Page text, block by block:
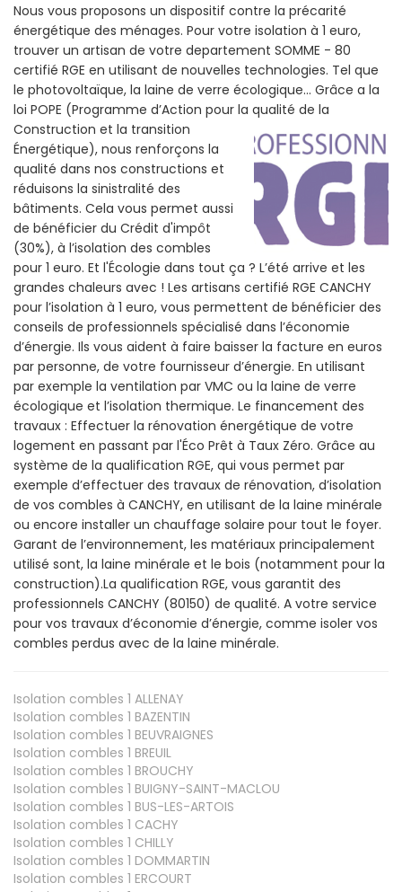
Nous vous proposons un dispositif contre la précarité
énergétique des ménages. Pour votre isolation à 1 euro,
trouver un artisan de votre departement SOMME - 80
certifié RGE en utilisant de nouvelles technologies. Tel que
le photovoltaïque, la laine de verre écologique... Grâce a la
loi POPE (Programme d’Action pour la qualité de la
Construction et la transition
Énergétique), nous renforçons la
qualité dans nos constructions et
réduisons la sinistralité des
bâtiments. Cela vous permet aussi
de bénéficier du Crédit d'impôt
(30%), à l’isolation des combles
pour 1 euro. Et l'Écologie dans tout ça ? L’été arrive et les
grandes chaleurs avec ! Les artisans certifié RGE CANCHY
pour l’isolation à 1 euro, vous permettent de bénéficier des
conseils de professionnels spécialisé dans l’économie
d’énergie. Ils vous aident à faire baisser la facture en euros
par personne, de votre fournisseur d’énergie. En utilisant
par exemple la ventilation par VMC ou la laine de verre
écologique et l’isolation thermique. Le financement des
travaux : Effectuer la rénovation énergétique de votre
logement en passant par l'Éco Prêt à Taux Zéro. Grâce au
système de la qualification RGE, qui vous permet par
exemple d’effectuer des travaux de rénovation, d’isolation
de vos combles à CANCHY, en utilisant de la laine minérale
ou encore installer un chauffage solaire pour tout le foyer.
Garant de l’environnement, les matériaux principalement
utilisé sont, la laine minérale et le bois (notamment pour la
construction).La qualification RGE, vous garantit des
professionnels CANCHY (80150) de qualité. A votre service
pour vos travaux d’économie d’énergie, comme isoler vos
combles perdus avec de la laine minérale.
Isolation combles 1 ALLENAY
Isolation combles 1 BAZENTIN
Isolation combles 1 BEUVRAIGNES
Isolation combles 1 BREUIL
Isolation combles 1 BROUCHY
Isolation combles 1 BUIGNY-SAINT-MACLOU
Isolation combles 1 BUS-LES-ARTOIS
Isolation combles 1 CACHY
Isolation combles 1 CHILLY
Isolation combles 1 DOMMARTIN
Isolation combles 1 ERCOURT